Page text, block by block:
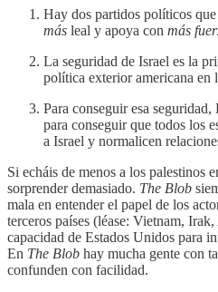
Hay dos partidos políticos
más leal y apoya con más
La seguridad de Israel es la
política exterior americana en
Para conseguir esa
para conseguir que todos los
a Israel y normalicen
Si echáis de menos a los palestinos
sorprender demasiado. The Blob
mala en entender el papel de los
terceros países (léase: Vietnam,
capacidad de Estados Unidos para
En The Blob hay mucha gente con
confunden con facilidad.